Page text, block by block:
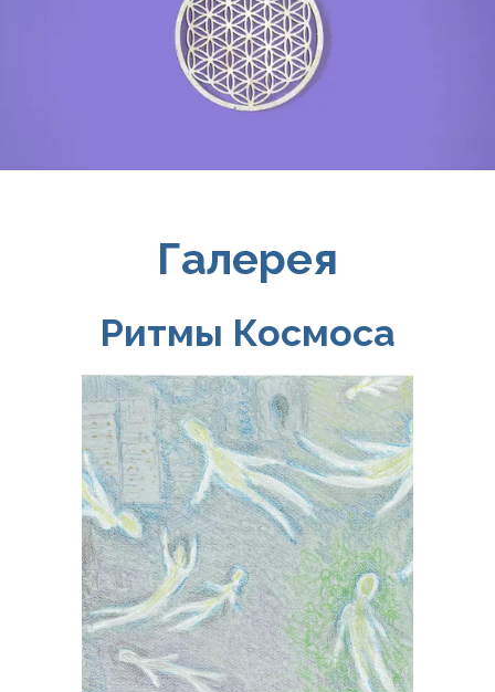
Галерея
Ритмы Космоса